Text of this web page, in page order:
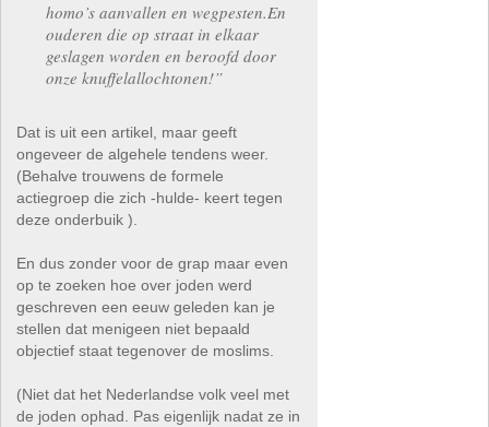
homo’s aanvallen en wegpesten.En
ouderen die op straat in elkaar
geslagen worden en beroofd door
onze knuffelallochtonen!”
Dat is uit een artikel, maar geeft
ongeveer de algehele tendens weer.
(Behalve trouwens de formele
actiegroep die zich -hulde- keert tegen
deze onderbuik ).
En dus zonder voor de grap maar even
op te zoeken hoe over joden werd
geschreven een eeuw geleden kan je
stellen dat menigeen niet bepaald
objectief staat tegenover de moslims.
(Niet dat het Nederlandse volk veel met
de joden ophad. Pas eigenlijk nadat ze in